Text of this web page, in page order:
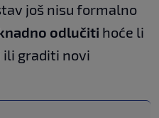
još nisu formalno
odlučiti hoće li
graditi novi